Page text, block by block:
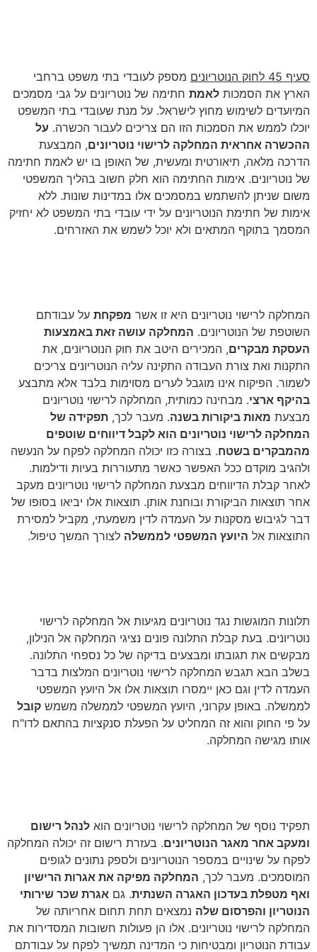
סעיף 45 לחוק הנוטריונים
מספק לעובדי בתי משפט ברחבי
הארץ את הסמכות לאמת חתימה של נוטריונים על גבי מסמכים
המיועדים לשימוש מחוץ לישראל. על מנת שעובדי בתי המשפט
יוכלו לממש את הסמכות הזו הם צריכים לעבור הכשרה. על
ההכשרה אחראית המחלקה לרישוי נוטריונים, המבצעת
הדרכה מלאה, תיאורטית ומעשית, של האופן בו יש לאמת חתימה
של נוטריונים. אימות החתימה הוא חלק חשוב בהליך המשפטי
משום שניתן להשתמש במסמכים אלו במדינות שונות. ללא
אימות של חתימת הנוטריונים על ידי עובדי בתי המשפט לא יחזיק
המסמך בתוקף המתאים ולא יוכל לשמש את האזרחים.
המחלקה לרישוי נוטריונים היא זו אשר מפקחת על עבודתם
השוטפת של הנוטריונים. המחלקה עושה זאת באמצעות
העסקת מבקרים, המכירים היטב את חוק הנוטריונים, את
התקנות ואת צורת העבודה התקינה עליה הנוטריונים צריכים
לשמור. הפיקוח אינו מוגבל לערים מסוימות בלבד אלא מתבצע
בהיקף ארצי. מבחינה כמותית, המחלקה לרישוי נוטריונים
מבצעת מאות ביקורות בשנה. מעבר לכך, תפקידה של
המחלקה לרישוי נוטריונים הוא לקבל דיווחים שוטפים
מהמבקרים בשטח. בצורה כזו יכולה המחלקה לפקח על הנעשה
ולהגיב מוקדם ככל האפשר כאשר מתעוררות בעיות ודילמות.
לאחר קבלת הדיווחים מבצעת המחלקה לרישוי נוטריונים מעקב
אחר תוצאות הביקורת ובוחנת אותן. תוצאות אלו יביאו בסופו של
דבר לגיבוש מסקנות על העמדה לדין משמעתי, מקביל למסירת
התוצאות אל היועץ המשפטי לממשלה לצורך המשך טיפול.
תלונות המוגשות נגד נוטריונים מגיעות אל המחלקה לרישוי
נוטריונים. בעת קבלת התלונה פונים נציגי המחלקה אל הנילון,
מבקשים את תגובתו ומבצעים בדיקה של כל נספחי התלונה.
בשלב הבא תגבש המחלקה לרישוי נוטריונים המלצות בדבר
העמדה לדין וגם כאן יימסרו תוצאות אלו אל היועץ המשפטי
לממשלה. באופן עקרוני, היועץ המשפטי לממשלה משמש קובל
על פי החוק והוא זה המחליט על הפעלת סנקציות בהתאם לדו"ח
אותו מגישה המחלקה.
תפקיד נוסף של המחלקה לרישוי נוטריונים הוא לנהל רישום
ומעקב אחר מאגר הנוטריונים. בעזרת רישום זה יכולה המחלקה
לפקח על שינויים במספר הנוטריונים ולספק נתונים לגופים
המוסמכים. מעבר לכך, המחלקה מפיקה את אגרות הרישיון
ואף מטפלת בעדכון האגרה השנתית. גם אגרת שכר שירותי
הנוטריון והפרסום שלה נמצאים תחת תחום אחריותה של
המחלקה לרישוי נוטריונים. אלו הן פעולות חשובות המסדירות את
עבודת הנוטריון ומבטיחות כי המדינה תמשיך לפקח על עבודתם